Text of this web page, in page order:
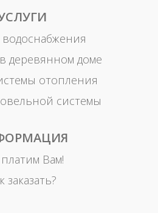
деревянном доме
отопления
системы
Вам!
заказать?